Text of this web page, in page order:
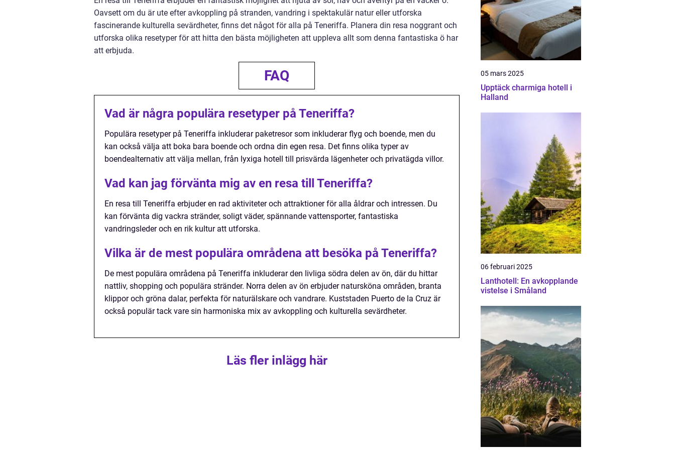
Oavsett om du är ute efter avkoppling på stranden, vandring i spektakulär natur eller utforska
fascinerande kulturella sevärdheter, finns det något för alla på Teneriffa. Planera din resa noggrant och
utforska olika resetyper för att hitta den bästa möjligheten att uppleva allt som denna fantastiska ö har
att erbjuda.
FAQ
Vad är några populära resetyper på Teneriffa?
Populära resetyper på Teneriffa inkluderar paketresor som inkluderar flyg och boende, men du
kan också välja att boka bara boende och ordna din egen resa. Det finns olika typer av
boendealternativ att välja mellan, från lyxiga hotell till prisvärda lägenheter och privatägda villor.
Vad kan jag förvänta mig av en resa till Teneriffa?
En resa till Teneriffa erbjuder en rad aktiviteter och attraktioner för alla åldrar och intressen. Du
kan förvänta dig vackra stränder, soligt väder, spännande vattensporter, fantastiska
vandringsleder och en rik kultur att utforska.
Vilka är de mest populära områdena att besöka på Teneriffa?
De mest populära områdena på Teneriffa inkluderar den livliga södra delen av ön, där du hittar
nattliv, shopping och populära stränder. Norra delen av ön erbjuder natursköna områden, branta
klippor och gröna dalar, perfekta för naturälskare och vandrare. Kuststaden Puerto de la Cruz är
också populär tack vare sin harmoniska mix av avkoppling och kulturella sevärdheter.
Läs fler inlägg här
05 mars 2025
Upptäck charmiga hotell i
Halland
06 februari 2025
Lanthotell: En avkopplande
vistelse i Småland